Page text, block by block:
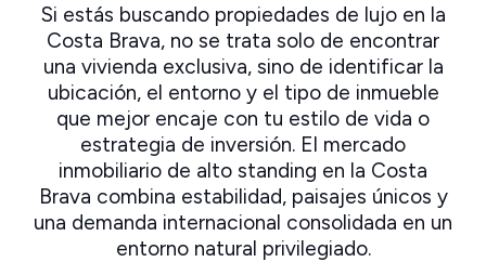
Si estás buscando propiedades de lujo en la
Costa Brava, no se trata solo de encontrar
una vivienda exclusiva, sino de identificar la
ubicación, el entorno y el tipo de inmueble
que mejor encaje con tu estilo de vida o
estrategia de inversión. El mercado
inmobiliario de alto standing en la Costa
Brava combina estabilidad, paisajes únicos y
una demanda internacional consolidada en un
entorno natural privilegiado.